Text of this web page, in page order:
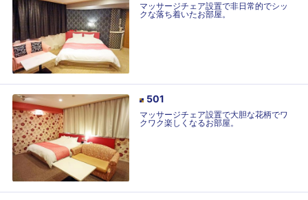
マッサージチェア設置で非日常的でシッ
クな落ち着いたお部屋。
501
マッサージチェア設置で大胆な花柄でワ
クワク楽しくなるお部屋。